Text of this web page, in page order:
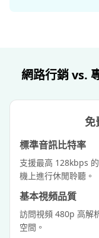
網路行銷 vs.
免
標準音訊比特率
支援最高 128kbps
機上進行休閒聆聽。
基本視頻品質
訪問視頻 480p 高解
空間。